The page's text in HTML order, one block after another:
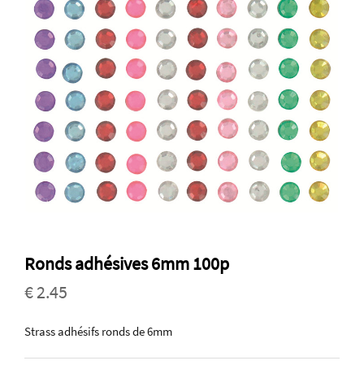
Ronds adhésives 6mm 100p
€ 2.45
Strass adhésifs ronds de 6mm